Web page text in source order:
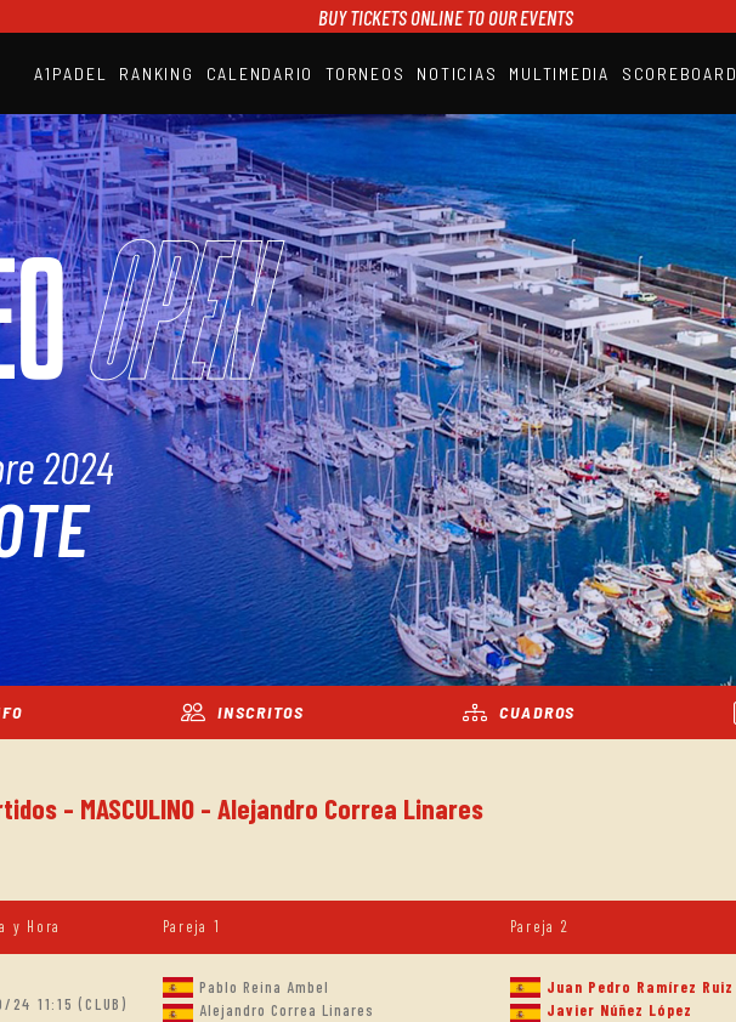
BUY TICKETS ONLINE TO OUR EVENTS
A1PADEL RANKING CALENDARIO TORNEOS NOTICIAS MULTIMEDIA SCOREBOARD
A1PADEL
RANKING
TORNEOS
NOTICIAS
MULTIMEDIA
SCOREBOARD
STREAMING
Open
2024
INSCRITOS CUADROS
- MASCULINO - Alejandro Correa Linares
y Hora Pareja 1 Pareja 2
24 11:15 (CLUB)
Pablo Reina Ambel
Alejandro Correa Linares
Juan Pedro Ramírez Ruiz
Javier Núñez López